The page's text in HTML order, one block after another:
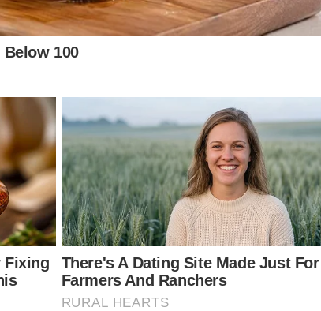
desde o nascimento há 27 anos. No Nosso
trabalhar com o que mais ama. Corneteiro de marca
para o clube.